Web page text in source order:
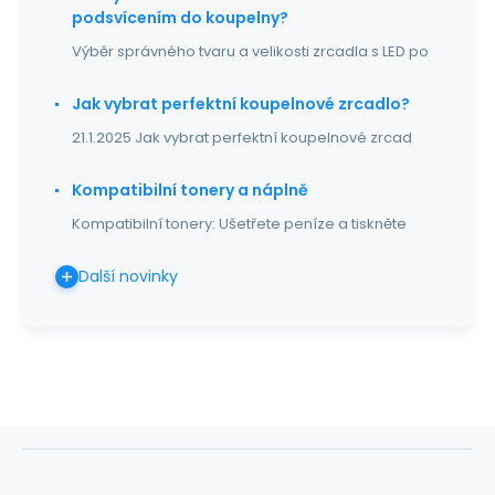
podsvícením do koupelny?
Výběr správného tvaru a velikosti zrcadla s LED po
Jak vybrat perfektní koupelnové zrcadlo?
21.1.2025 Jak vybrat perfektní koupelnové zrcad
Kompatibilní tonery a náplně
Kompatibilní tonery: Ušetřete peníze a tiskněte
Další novinky